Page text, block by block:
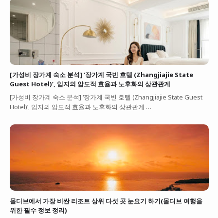
[가성비 장가계 숙소 분석] ‘장가계 국빈 호텔 (Zhangjiajie State
Guest Hotel)’, 입지의 압도적 효율과 노후화의 상관관계
[가성비 장가계 숙소 분석] ‘장가계 국빈 호텔 (Zhangjiajie State Guest
Hotel)’, 입지의 압도적 효율과 노후화의 상관관계 …
몰디브에서 가장 비싼 리조트 상위 다섯 곳 눈요기 하기(몰디브 여행을
위한 필수 정보 정리)